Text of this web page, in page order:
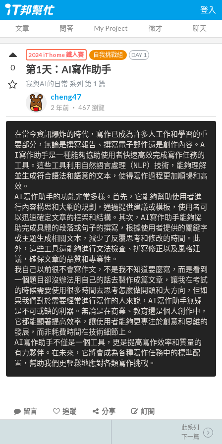
登入
文章 問答 My Project 徵才 聊天
2024 iThome 鐵人賽 自我挑戰組 DAY 1
第1天：AI寫作助手
我與AI的日常 系列 第 1 篇
cheng47
2 年前 ‧ 467瀏覽
0
在當今資訊爆炸的時代，寫作已成為許多人工作和學習的重
要部分，無論是撰寫報告、撰寫電子郵件還是創作內容。A
I寫作助手是一種能夠協助使用者快速高效完成寫作任務的
工具。這些工具利用自然語言處理（NLP）技術，能夠理解
並生成符合語法和語意的文本，使得寫作過程更加順暢和高
效。
AI寫作助手的功能非常多樣。首先，它能夠幫助使用者進
行內容構思和大綱的規劃，通過提供建議或模板，使用者可
以迅速確定文章的框架和結構。其次，AI寫作助手能夠協
助完成具體的段落或句子的撰寫，根據使用者提供的關鍵字
或主題生成相關文本，減少了反覆思考和修改的時間。此
外，這些工具還能夠進行文法檢查、拼寫修正以及風格建
議，確保文章的品質和專業性。
我自己以前很不會寫作文，不是我不知道要麼寫，而是看到
一個題目卻沒辦法用自己的話去製作成篇文章，讓我在考試
的時候需要使用很多時間去思考怎麼做開頭和大方向，但如
果我們對於需要經常進行寫作的人來說，AI寫作助手無疑
是不可或缺的利器。無論是在商業、教育還是個人創作中，
它都能顯著提高效率，讓使用者能夠更專注於創意和思維的
發展，而非耗費時間在技術細節上。
AI寫作助手不僅是一個工具，更是提高寫作效率和質量的
有力夥伴。在未來，它將會成為各種寫作任務中的標準配
留言 追蹤 分享 訂閱
此系列
下一篇